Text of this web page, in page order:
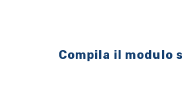
Compila il